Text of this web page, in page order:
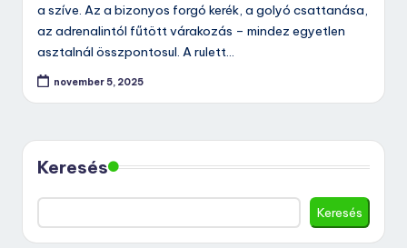
a szíve. Az a bizonyos forgó kerék, a golyó csattanása,
az adrenalintól fűtött várakozás – mindez egyetlen
asztalnál összpontosul. A rulett…
november 5, 2025
Keresés
Keresés